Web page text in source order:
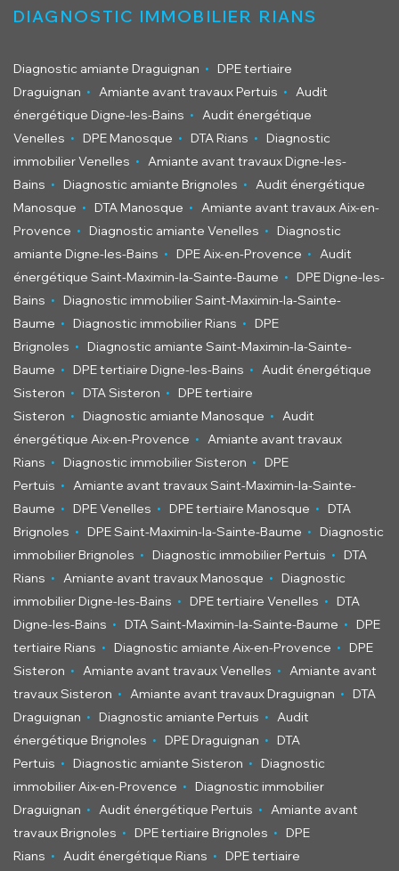
DIAGNOSTIC IMMOBILIER RIANS
Diagnostic amiante Draguignan .
DPE tertiaire
Draguignan . Amiante avant travaux Pertuis . Audit
énergétique Digne-les-Bains . Audit énergétique
Venelles . DPE Manosque . DTA Rians .
Diagnostic
immobilier Venelles . Amiante avant travaux Digne-les-
Bains . Diagnostic amiante Brignoles . Audit énergétique
Manosque . DTA Manosque . Amiante avant travaux Aix-en-
Provence . Diagnostic amiante Venelles .
Diagnostic
amiante Digne-les-Bains . DPE Aix-en-Provence . Audit
énergétique Saint-Maximin-la-Sainte-Baume .
DPE Digne-les-
Bains .
Diagnostic immobilier Saint-Maximin-la-Sainte-
Baume . Diagnostic immobilier Rians .
DPE
Brignoles .
Diagnostic amiante Saint-Maximin-la-Sainte-
Baume . DPE tertiaire Digne-les-Bains . Audit énergétique
Sisteron . DTA Sisteron .
DPE tertiaire
Sisteron . Diagnostic amiante Manosque . Audit
énergétique Aix-en-Provence . Amiante avant travaux
Rians . Diagnostic immobilier Sisteron .
DPE
Pertuis . Amiante avant travaux Saint-Maximin-la-Sainte-
Baume . DPE Venelles . DPE tertiaire Manosque .
DTA
Brignoles . DPE Saint-Maximin-la-Sainte-Baume .
Diagnostic
immobilier Brignoles . Diagnostic immobilier Pertuis .
DTA
Rians . Amiante avant travaux Manosque .
Diagnostic
immobilier Digne-les-Bains . DPE tertiaire Venelles .
DTA
Digne-les-Bains . DTA Saint-Maximin-la-Sainte-Baume .
DPE
tertiaire Rians . Diagnostic amiante Aix-en-Provence .
DPE
Sisteron . Amiante avant travaux Venelles . Amiante avant
travaux Sisteron . Amiante avant travaux Draguignan .
DTA
Draguignan . Diagnostic amiante Pertuis . Audit
énergétique Brignoles . DPE Draguignan .
DTA
Pertuis . Diagnostic amiante Sisteron .
Diagnostic
immobilier Aix-en-Provence .
Diagnostic immobilier
Draguignan . Audit énergétique Pertuis . Amiante avant
travaux Brignoles . DPE tertiaire Brignoles .
DPE
Rians . Audit énergétique Rians . DPE tertiaire